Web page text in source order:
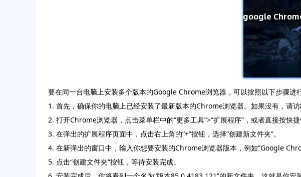
要在同一台电脑上安装多个版本的Google Chrome浏览器，可以按照以下步骤进
1. 首先，确保你的电脑上已经安装了最新版本的Chrome浏览器。如果没有，
2. 打开Chrome浏览器，点击菜单栏中的“更多工具”>“扩展程序”，或者直接按
3. 在弹出的扩展程序页面中，点击右上角的“+”按钮，选择“创建新文件夹”。
4. 在新弹出的窗口中，输入你想要安装的Chrome浏览器版本，例如“Google
5. 点击“创建文件夹”按钮，等待安装完成。